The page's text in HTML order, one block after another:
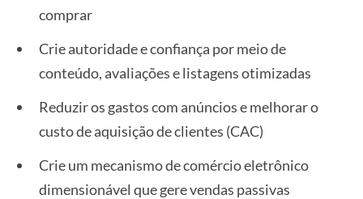
comprar
Crie autoridade e confiança por meio de
conteúdo, avaliações e listagens otimizadas
Reduzir os gastos com anúncios e melhorar o
custo de aquisição de clientes (CAC)
Crie um mecanismo de comércio eletrônico
dimensionável que gere vendas passivas